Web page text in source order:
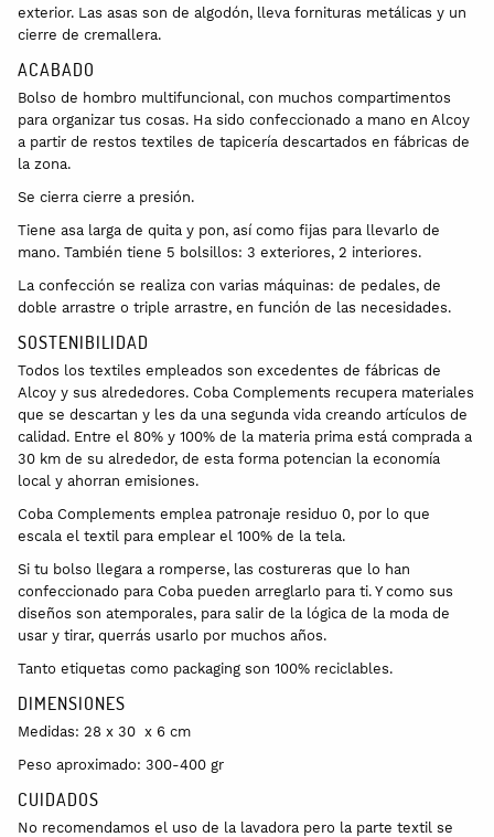
exterior. Las asas son de algodón, lleva fornituras metálicas y un
cierre de cremallera.
ACABADO
Bolso de hombro multifuncional, con muchos compartimentos
para organizar tus cosas. Ha sido confeccionado a mano en Alcoy
a partir de restos textiles de tapicería descartados en fábricas de
la zona.
Se cierra cierre a presión.
Tiene asa larga de quita y pon, así como fijas para llevarlo de
mano. También tiene 5 bolsillos: 3 exteriores, 2 interiores.
La confección se realiza con varias máquinas: de pedales, de
doble arrastre o triple arrastre, en función de las necesidades.
SOSTENIBILIDAD
Todos los textiles empleados son excedentes de fábricas de
Alcoy y sus alrededores. Coba Complements recupera materiales
que se descartan y les da una segunda vida creando artículos de
calidad. Entre el 80% y 100% de la materia prima está comprada a
30 km de su alrededor, de esta forma potencian la economía
local y ahorran emisiones.
Coba Complements emplea patronaje residuo 0, por lo que
escala el textil para emplear el 100% de la tela.
Si tu bolso llegara a romperse, las costureras que lo han
confeccionado para Coba pueden arreglarlo para ti. Y como sus
diseños son atemporales, para salir de la lógica de la moda de
usar y tirar, querrás usarlo por muchos años.
Tanto etiquetas como packaging son 100% reciclables.
DIMENSIONES
Medidas: 28 x 30 x 6 cm
Peso aproximado: 300-400 gr
CUIDADOS
No recomendamos el uso de la lavadora pero la parte textil se